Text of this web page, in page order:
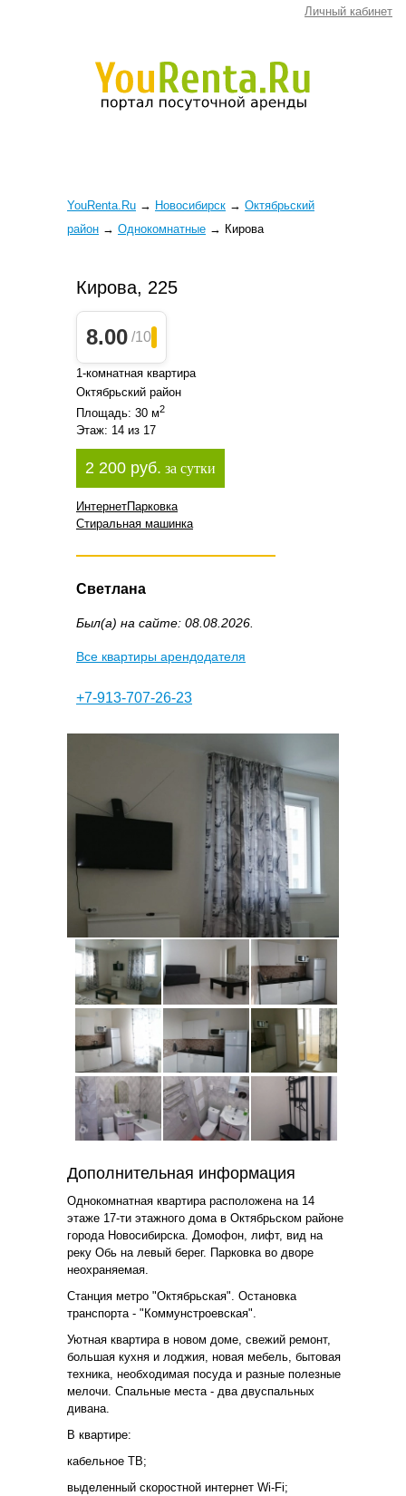
Личный кабинет
YouRenta.Ru → Новосибирск → Октябрьский
район → Однокомнатные → Кирова
Кирова, 225
8.00 /10
1-комнатная квартира
Октябрьский район
Площадь: 30 м2
Этаж: 14 из 17
2 200 руб. за сутки
ИнтернетПарковка
Стиральная машинка
Светлана
Был(а) на сайте: 08.08.2026.
Все квартиры арендодателя
+7-913-707-26-23
Дополнительная информация
Однокомнатная квартира расположена на 14
этаже 17-ти этажного дома в Октябрьском районе
города Новосибирска. Домофон, лифт, вид на
реку Обь на левый берег. Парковка во дворе
неохраняемая.
Станция метро "Октябрьская". Остановка
транспорта - "Коммунстроевская".
Уютная квартира в новом доме, свежий ремонт,
большая кухня и лоджия, новая мебель, бытовая
техника, необходимая посуда и разные полезные
мелочи. Спальные места - два двуспальных
дивана.
В квартире:
кабельное ТВ;
выделенный скоростной интернет Wi-Fi;